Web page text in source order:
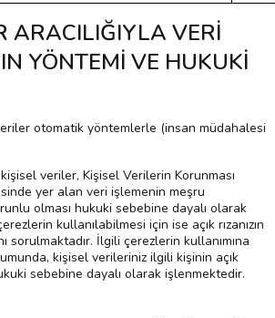
ARACILIĞIYLA VERİ
YÖNTEMİ VE HUKUKİ
otomatik yöntemlerle (insan müdahalesi
veriler, Kişisel Verilerin Korunması
yer alan veri işlemenin meşru
olması hukuki sebebine dayalı olarak
kullanılabilmesi için ise açık rızanızın
sorulmaktadır. İlgili çerezlerin kullanımına
kişisel verileriniz ilgili kişinin açık
sebebine dayalı olarak işlenmektedir.